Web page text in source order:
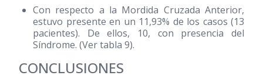
Con respecto a la Mordida Cruzada Anterior,
estuvo presente en un 11,93% de los casos (13
pacientes). De ellos, 10, con presencia del
Síndrome. (Ver tabla 9).
CONCLUSIONES